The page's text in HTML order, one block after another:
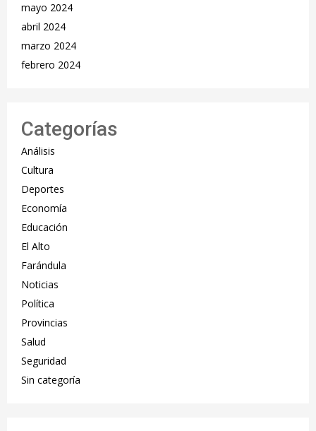
mayo 2024
abril 2024
marzo 2024
febrero 2024
Categorías
Análisis
Cultura
Deportes
Economía
Educación
El Alto
Farándula
Noticias
Política
Provincias
Salud
Seguridad
Sin categoría